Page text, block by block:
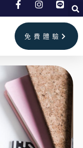
免費體驗